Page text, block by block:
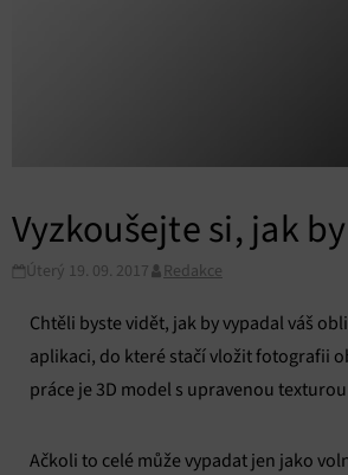
Vyzkoušejte si, jak
Úterý 19. 09. 2017 Redakce
Chtěli byste vidět, jak by vypadal váš
aplikaci, do které stačí vložit fotografii
práce je 3D model s upravenou
Ačkoli to celé může vypadat jen jako